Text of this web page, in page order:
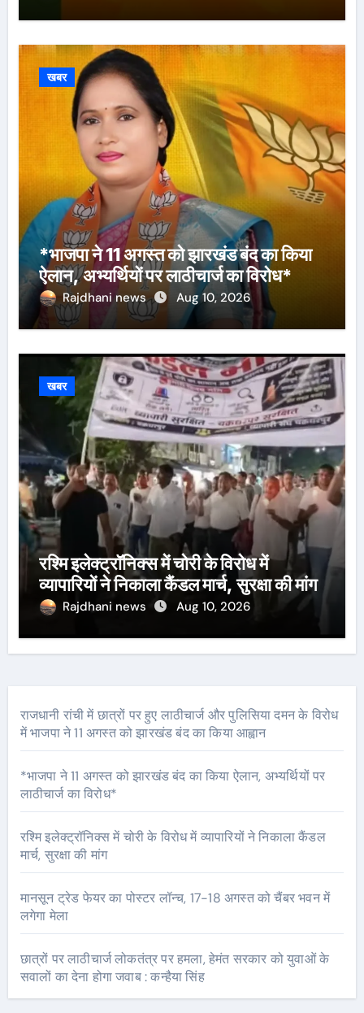
खबर
*भाजपा ने 11 अगस्त को झारखंड बंद का किया
ऐलान, अभ्यर्थियों पर लाठीचार्ज का विरोध*
Rajdhani news Aug 10, 2026
खबर
रश्मि इलेक्ट्रॉनिक्स में चोरी के विरोध में
व्यापारियों ने निकाला कैंडल मार्च, सुरक्षा की मांग
Rajdhani news Aug 10, 2026
राजधानी रांची में छात्रों पर हुए लाठीचार्ज और पुलिसिया दमन के विरोध
में भाजपा ने 11 अगस्त को झारखंड बंद का किया आह्वान
*भाजपा ने 11 अगस्त को झारखंड बंद का किया ऐलान, अभ्यर्थियों पर
लाठीचार्ज का विरोध*
रश्मि इलेक्ट्रॉनिक्स में चोरी के विरोध में व्यापारियों ने निकाला कैंडल
मार्च, सुरक्षा की मांग
मानसून ट्रेड फेयर का पोस्टर लॉन्च, 17-18 अगस्त को चैंबर भवन में
लगेगा मेला
छात्रों पर लाठीचार्ज लोकतंत्र पर हमला, हेमंत सरकार को युवाओं के
सवालों का देना होगा जवाब : कन्हैया सिंह